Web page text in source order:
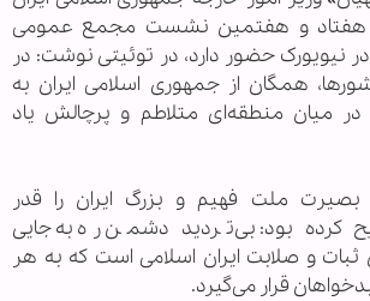
هفتاد و هفتمین نشست مجمع عمومی
نیویورک حضور دارد، در توئیتی نوشت: در
همگان از جمهوری اسلامی ایران به
در میان منطقه‌ای متلاطم و پرچالش یاد
بصیرت ملت فهیم و بزرگ ایران را قدر
کرده بود: بی‌تردید دشمن ره به جایی
و صلابت ایران اسلامی است که به هر
قرار می‌گیرد.